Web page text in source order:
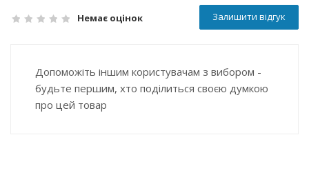
Немає оцінок Залишити відгук
Допоможіть іншим користувачам з вибором -
будьте першим, хто поділиться своєю думкою
про цей товар